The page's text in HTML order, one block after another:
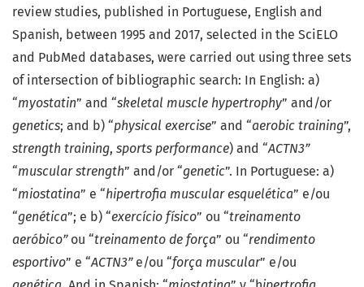
review studies, published in Portuguese, English and
Spanish, between 1995 and 2017, selected in the SciELO
and PubMed databases, were carried out using three sets
of intersection of bibliographic search: In English: a)
“myostatin” and “skeletal muscle hypertrophy” and/or
genetics; and b) “physical exercise” and “aerobic training”,
strength training, sports performance) and “ACTN3”
“muscular strength” and/or “genetic”. In Portuguese: a)
“miostatina” e “hipertrofia muscular esquelética” e/ou
“genética”; e b) “exercício físico” ou “treinamento
aeróbico”ou “treinamento de força” ou “rendimento
esportivo” e “ACTN3”e/ou “força muscular” e/ou